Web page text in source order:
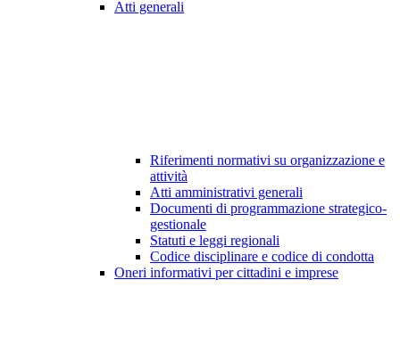
Atti generali
Riferimenti normativi su organizzazione e
attività
Atti amministrativi generali
Documenti di programmazione strategico-
gestionale
Statuti e leggi regionali
Codice disciplinare e codice di condotta
Oneri informativi per cittadini e imprese